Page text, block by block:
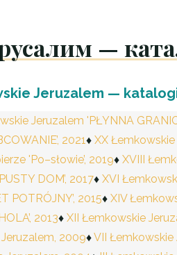
—
Jeruzalem —
Jeruzalem 'PŁYNNA
2021
XX
'Po–słowie’, 2019
XVIII
DOM’, 2017
XVI
POTRÓJNY’, 2015
XIV
2013
XII Łemkowskie
2009 VII